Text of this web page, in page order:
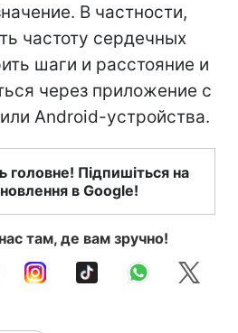
В частности,
частоту сердечных
шаги и расстояние и
через приложение с
Android-устройства.
головне! Підпишіться на
в Google!
там, де вам зручно!